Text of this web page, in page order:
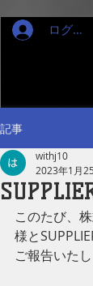
ログイン
記事
withj10
2023年1月
このたび、
様と
ご報告いたし